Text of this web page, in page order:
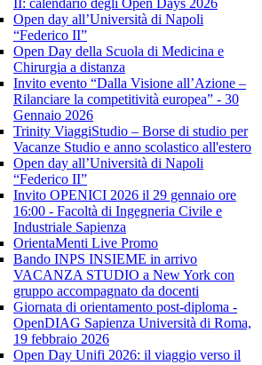
II: calendario degli Open Days 2026
Open day all’Università di Napoli
“Federico II”
Open Day della Scuola di Medicina e
Chirurgia a distanza
Invito evento “Dalla Visione all’Azione –
Rilanciare la competitività europea” - 30
Gennaio 2026
Trinity ViaggiStudio – Borse di studio per
Vacanze Studio e anno scolastico all'estero
Open day all’Università di Napoli
“Federico II”
Invito OPENICI 2026 il 29 gennaio ore
16:00 - Facoltà di Ingegneria Civile e
Industriale Sapienza
OrientaMenti Live Promo
Bando INPS INSIEME in arrivo
VACANZA STUDIO a New York con
gruppo accompagnato da docenti
Giornata di orientamento post-diploma -
OpenDIAG Sapienza Università di Roma,
19 febbraio 2026
Open Day Unifi 2026: il viaggio verso il